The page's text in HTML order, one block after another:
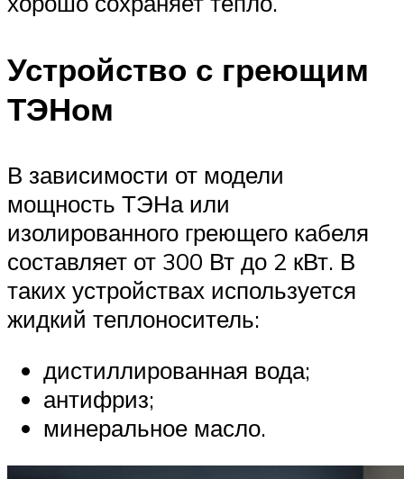
Устройство с греющим
ТЭНом
В зависимости от модели
мощность ТЭНа или
изолированного греющего кабеля
составляет от 300 Вт до 2 кВт. В
таких устройствах используется
жидкий теплоноситель:
дистиллированная вода;
антифриз;
минеральное масло.